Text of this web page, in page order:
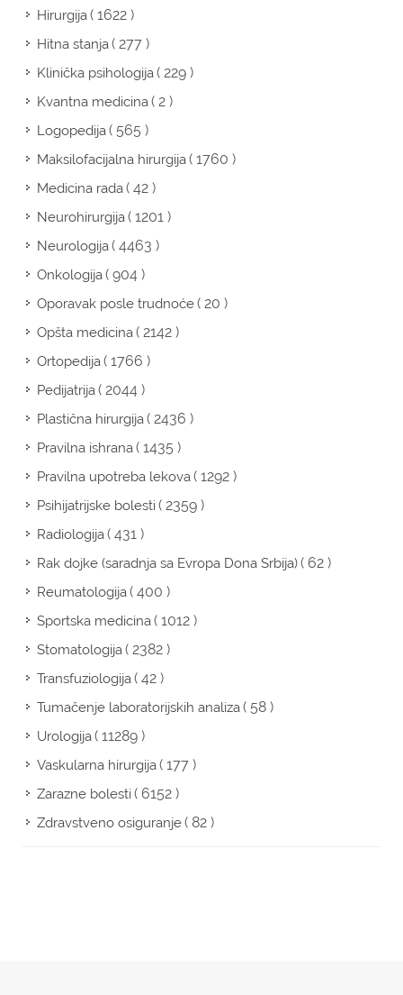
Hirurgija( 1622 )
Hitna stanja( 277 )
Klinička psihologija( 229 )
Kvantna medicina( 2 )
Logopedija( 565 )
Maksilofacijalna hirurgija( 1760 )
Medicina rada( 42 )
Neurohirurgija( 1201 )
Neurologija( 4463 )
Onkologija( 904 )
Oporavak posle trudnoće( 20 )
Opšta medicina( 2142 )
Ortopedija( 1766 )
Pedijatrija( 2044 )
Plastična hirurgija( 2436 )
Pravilna ishrana( 1435 )
Pravilna upotreba lekova( 1292 )
Psihijatrijske bolesti( 2359 )
Radiologija( 431 )
Rak dojke (saradnja sa Evropa Dona Srbija)( 62 )
Reumatologija( 400 )
Sportska medicina( 1012 )
Stomatologija( 2382 )
Transfuziologija( 42 )
Tumačenje laboratorijskih analiza( 58 )
Urologija( 11289 )
Vaskularna hirurgija( 177 )
Zarazne bolesti( 6152 )
Zdravstveno osiguranje( 82 )